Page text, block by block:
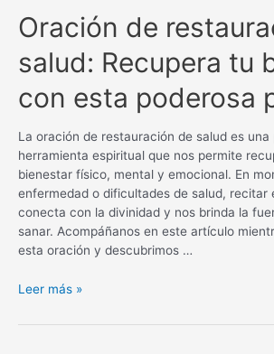
Oración de
salud: Recupera tu
con esta poderosa
La oración de restauración de salud es una
herramienta espiritual que nos permite
bienestar físico, mental y emocional. En
enfermedad o dificultades de salud, recitar
conecta con la divinidad y nos brinda la
sanar. Acompáñanos en este artículo
esta oración y descubrimos …
Oración
restauración
Leer más »